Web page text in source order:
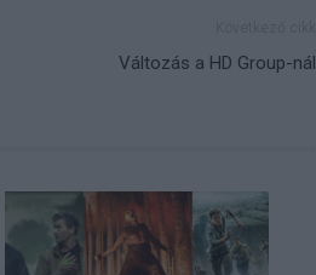
Változás a HD Group-nál